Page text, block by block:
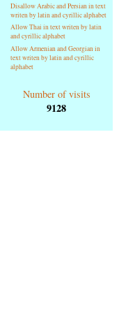
Disallow Arabic and Persian in text
writen by latin and cyrillic alphabet
Allow Thai in text writen by latin
and cyrillic alphabet
Allow Armenian and Georgian in
text writen by latin and cyrillic
alphabet
Number of visits
9128